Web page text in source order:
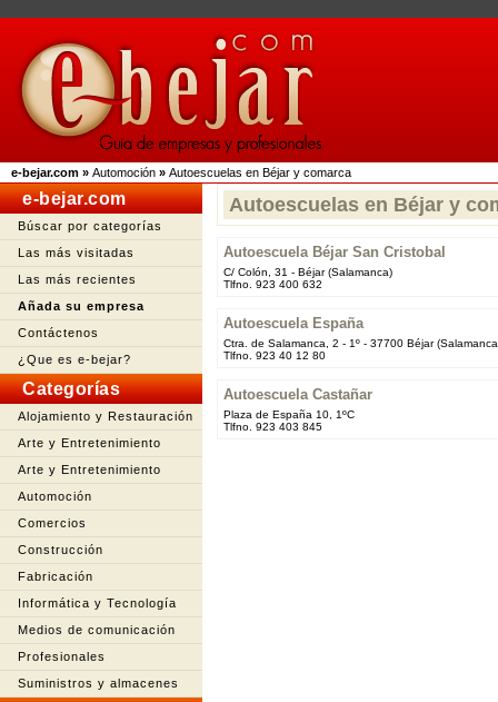
e-bejar.com » Automoción » Autoescuelas en Béjar y comarca
e-bejar.com
Búscar por categorías
Las más visitadas
Las más recientes
Añada su empresa
Contáctenos
¿Que es e-bejar?
Categorías
Alojamiento y Restauración
Arte y Entretenimiento
Arte y Entretenimiento
Automoción
Comercios
Construcción
Fabricación
Informática y Tecnología
Medios de comunicación
Profesionales
Suministros y almacenes
Autoescuelas en Béjar y
Autoescuela Béjar San Cristobal
C/ Colón, 31 - Béjar (Salamanca)
Tlfno. 923 400 632
Autoescuela España
Ctra. de Salamanca, 2 - 1º - 37700 Béjar
Tlfno. 923 40 12 80
Autoescuela Castañar
Plaza de España 10, 1ºC
Tlfno. 923 403 845